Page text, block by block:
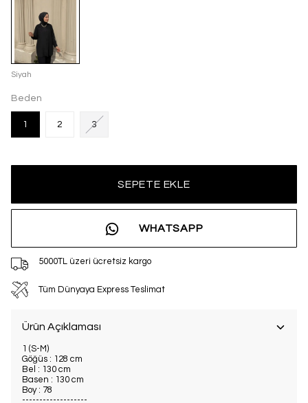
Siyah
Beden
1 2 3
SEPETE EKLE
WHATSAPP
5000TL üzeri ücretsiz kargo
Tüm Dünyaya Express Teslimat
Ürün Açıklaması
1 (S-M)
Göğüs : 128 cm
Bel : 130 cm
Basen : 130 cm
Boy : 78
-------------------